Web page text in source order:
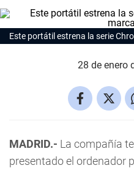
Este portátil estrena la serie
28 de enero
MADRID.- La compañía
presentado el ordenador